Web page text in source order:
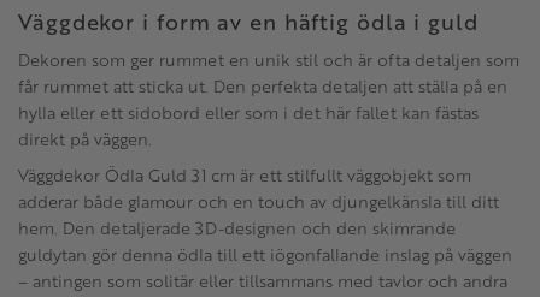
Väggdekor i form av en häftig ödla i guld
Dekoren som ger rummet en unik stil och är ofta detaljen som
får rummet att sticka ut. Den perfekta detaljen att ställa på en
hylla eller ett sidobord eller som i det här fallet kan fästas
direkt på väggen.
Väggdekor Ödla Guld 31 cm är ett stilfullt väggobjekt som
adderar både glamour och en touch av djungelkänsla till ditt
hem. Den detaljerade 3D-designen och den skimrande
guldytan gör denna ödla till ett iögonfallande inslag på väggen
– antingen som solitär eller tillsammans med tavlor och andra